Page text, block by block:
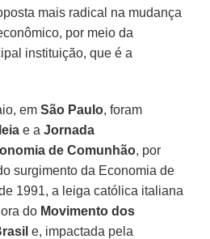
mais radical na mudança
por meio da
instituição, que é a
emSão Paulo, foram
e aJornada
de Comunhão, por
surgimento da Economia de
1991, a leiga católica italiana
do Movimento dos
e, impactada pela